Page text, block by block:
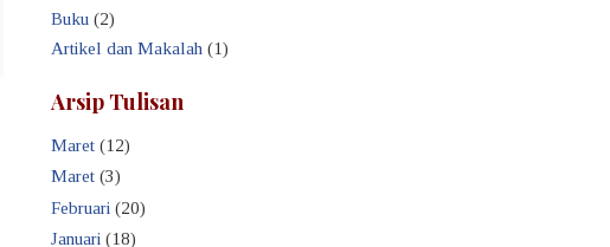
Buku (2)
Artikel dan Makalah (1)
Arsip Tulisan
Maret (12)
Maret (3)
Februari (20)
Januari (18)